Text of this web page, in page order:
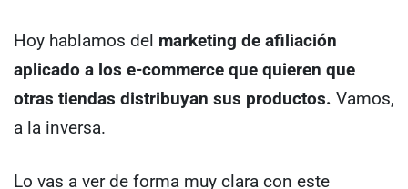
Hoy hablamos del marketing de afiliación
aplicado a los e-commerce que quieren que
otras tiendas distribuyan sus productos. Vamos,
a la inversa.
Lo vas a ver de forma muy clara con este